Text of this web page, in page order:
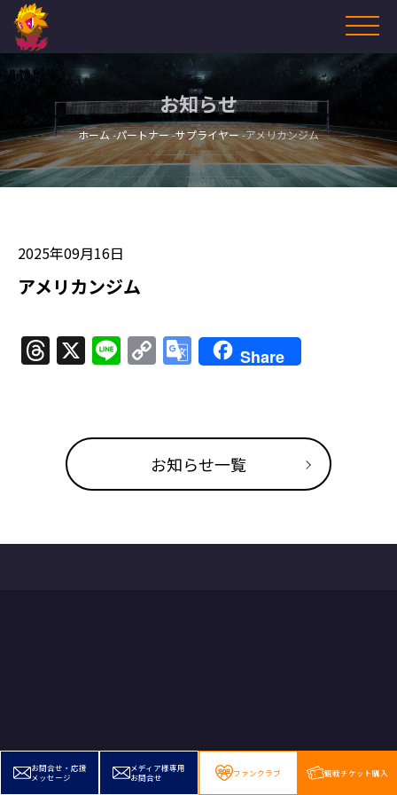
お知らせ
ホーム パートナー サプライヤー アメリカンジム
2025年09月16日
アメリカンジム
Threads
X LineCopy
Link
Google
Translate
Share
お知らせ一覧
お問合せ・応援
メッセージ
メディア様専用
お問合せ
ファンクラブ 観戦チケット購入